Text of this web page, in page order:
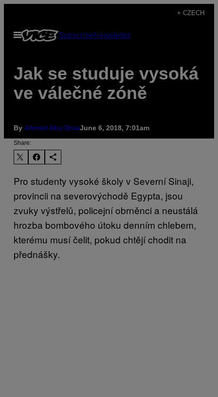
content
+ CZECH
Open
Menu
SubscribeNewsletter
Jak se studuje vysoká
ve válečné zóně
By Ahmed Abu DraaJune 6, 2018, 7:01am
Share:
Pro studenty vysoké školy v Severní Sinaji,
provincii na severovýchodě Egypta, jsou
zvuky výstřelů, policejní obrněnci a neustálá
hrozba bombového útoku denním chlebem,
kterému musí čelit, pokud chtějí chodit na
přednášky.